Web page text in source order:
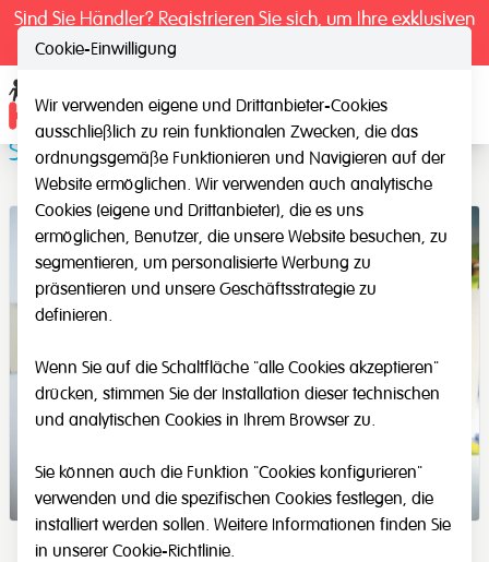
Sind Sie Händler? Registrieren Sie sich, um Ihre exklusiven
Spiegelstreifen
Cookie-Einwilligung
Wir verwenden eigene und Drittanbieter-Cookies
ausschließlich zu rein funktionalen Zwecken, die das
ordnungsgemäße Funktionieren und Navigieren auf der
Website ermöglichen. Wir verwenden auch analytische
Cookies (eigene und Drittanbieter), die es uns
ermöglichen, Benutzer, die unsere Website besuchen, zu
segmentieren, um personalisierte Werbung zu
präsentieren und unsere Geschäftsstrategie zu
definieren.
Wenn Sie auf die Schaltfläche "alle Cookies akzeptieren"
drücken, stimmen Sie der Installation dieser technischen
und analytischen Cookies in Ihrem Browser zu.
Sie können auch die Funktion "Cookies konfigurieren"
verwenden und die spezifischen Cookies festlegen, die
installiert werden sollen. Weitere Informationen finden Sie
in unserer Cookie-Richtlinie.